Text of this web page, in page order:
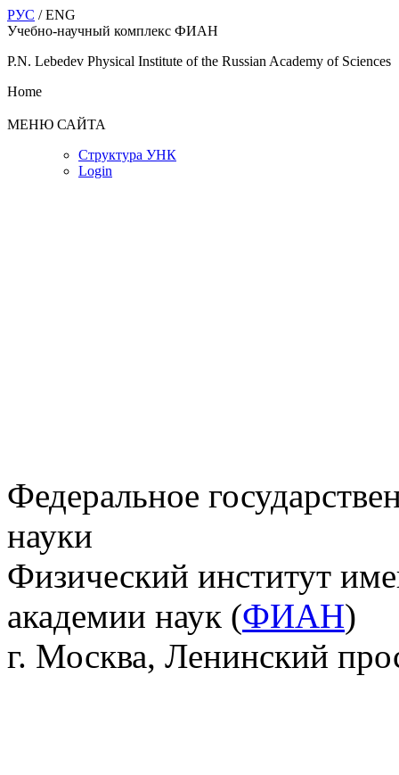
РУС / ENG
Учебно-научный комплекс ФИАН
P.N. Lebedev Physical Institute of the Russian Academy of Sciences
Home
МЕНЮ САЙТА
Структура УНК
Login
Федеральное
науки
Физический институт
академии наук (ФИАН)
г. Москва, Ленинский